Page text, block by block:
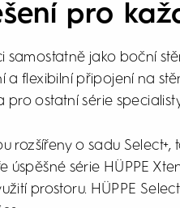
pro
samostatně jako boční
flexibilní připojení na
ostatní série
rozšířeny o sadu
úspěšné série HÜPPE
prostoru. HÜPPE